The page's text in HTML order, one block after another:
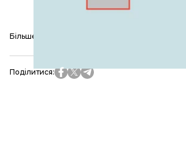
Більше про
Поділитися: